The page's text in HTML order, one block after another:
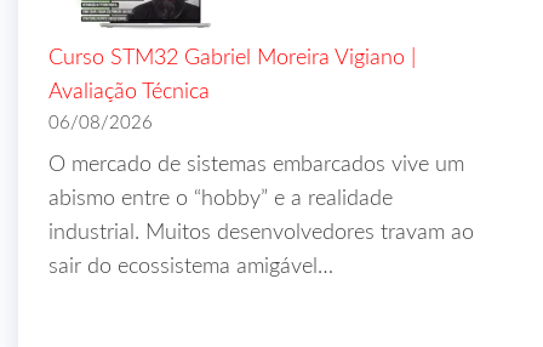
Curso STM32 Gabriel Moreira Vigiano |
Avaliação Técnica
06/08/2026
O mercado de sistemas embarcados vive um
abismo entre o “hobby” e a realidade
industrial. Muitos desenvolvedores travam ao
sair do ecossistema amigável…